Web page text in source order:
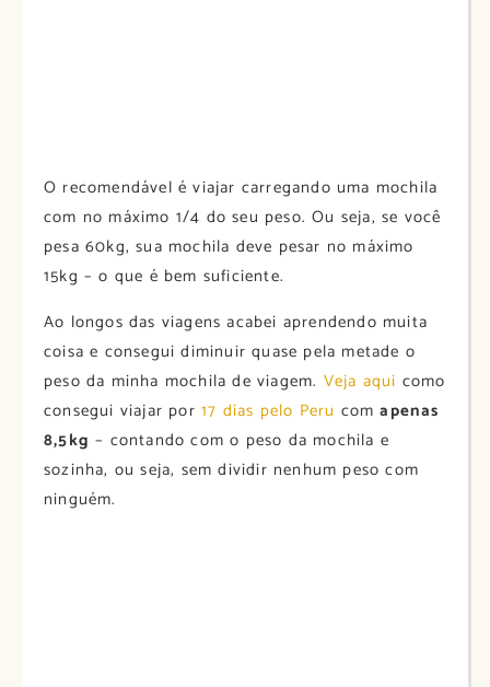
O recomendável é viajar carregando uma mochila
com no máximo 1/4 do seu peso. Ou seja, se você
pesa 60kg, sua mochila deve pesar no máximo
15kg – o que é bem suficiente.
Ao longos das viagens acabei aprendendo muita
coisa e consegui diminuir quase pela metade o
peso da minha mochila de viagem. Veja aqui como
consegui viajar por 17 dias pelo Peru comapenas
8,5kg – contando com o peso da mochila e
sozinha, ou seja, sem dividir nenhum peso com
ninguém.